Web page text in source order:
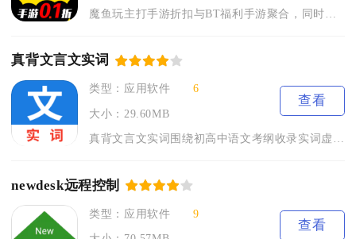
真背文言文实词
类型：应用软件
6
大小：29.60MB
查看
newdesk远程控制
类型：应用软件
9
查看